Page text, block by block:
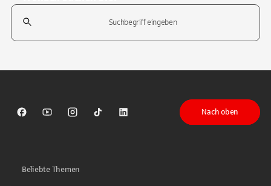
Suchfeld
Sparkasse auf Facebook
Sparkasse auf Youtube
Sparkasse auf Instagram
Sparkasse auf TikTok
Sparkasse auf LinkedIn
Nach oben
Beliebte Themen